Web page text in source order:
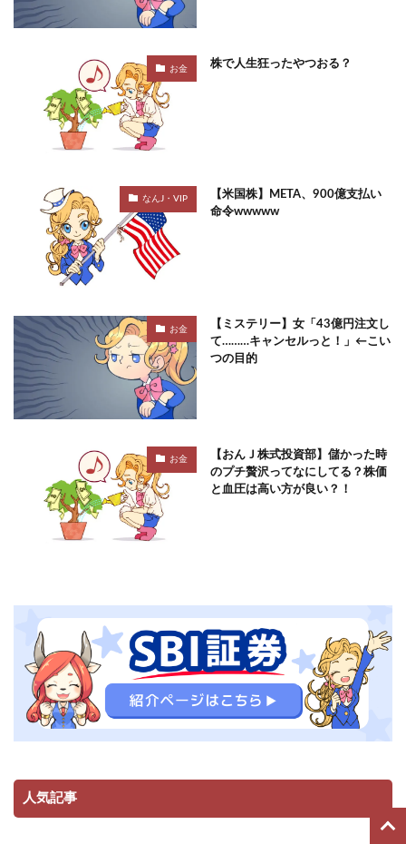
お金 株で人生狂ったやつおる？
なんJ・VIP
【米国株】META、900億支払い
命令wwwww
お金
【ミステリー】女「43億円注文し
て………キャンセルっと！」←こい
つの目的
お金
【おんＪ株式投資部】儲かった時
のプチ贅沢ってなにしてる？株価
と血圧は高い方が良い？！
人気記事